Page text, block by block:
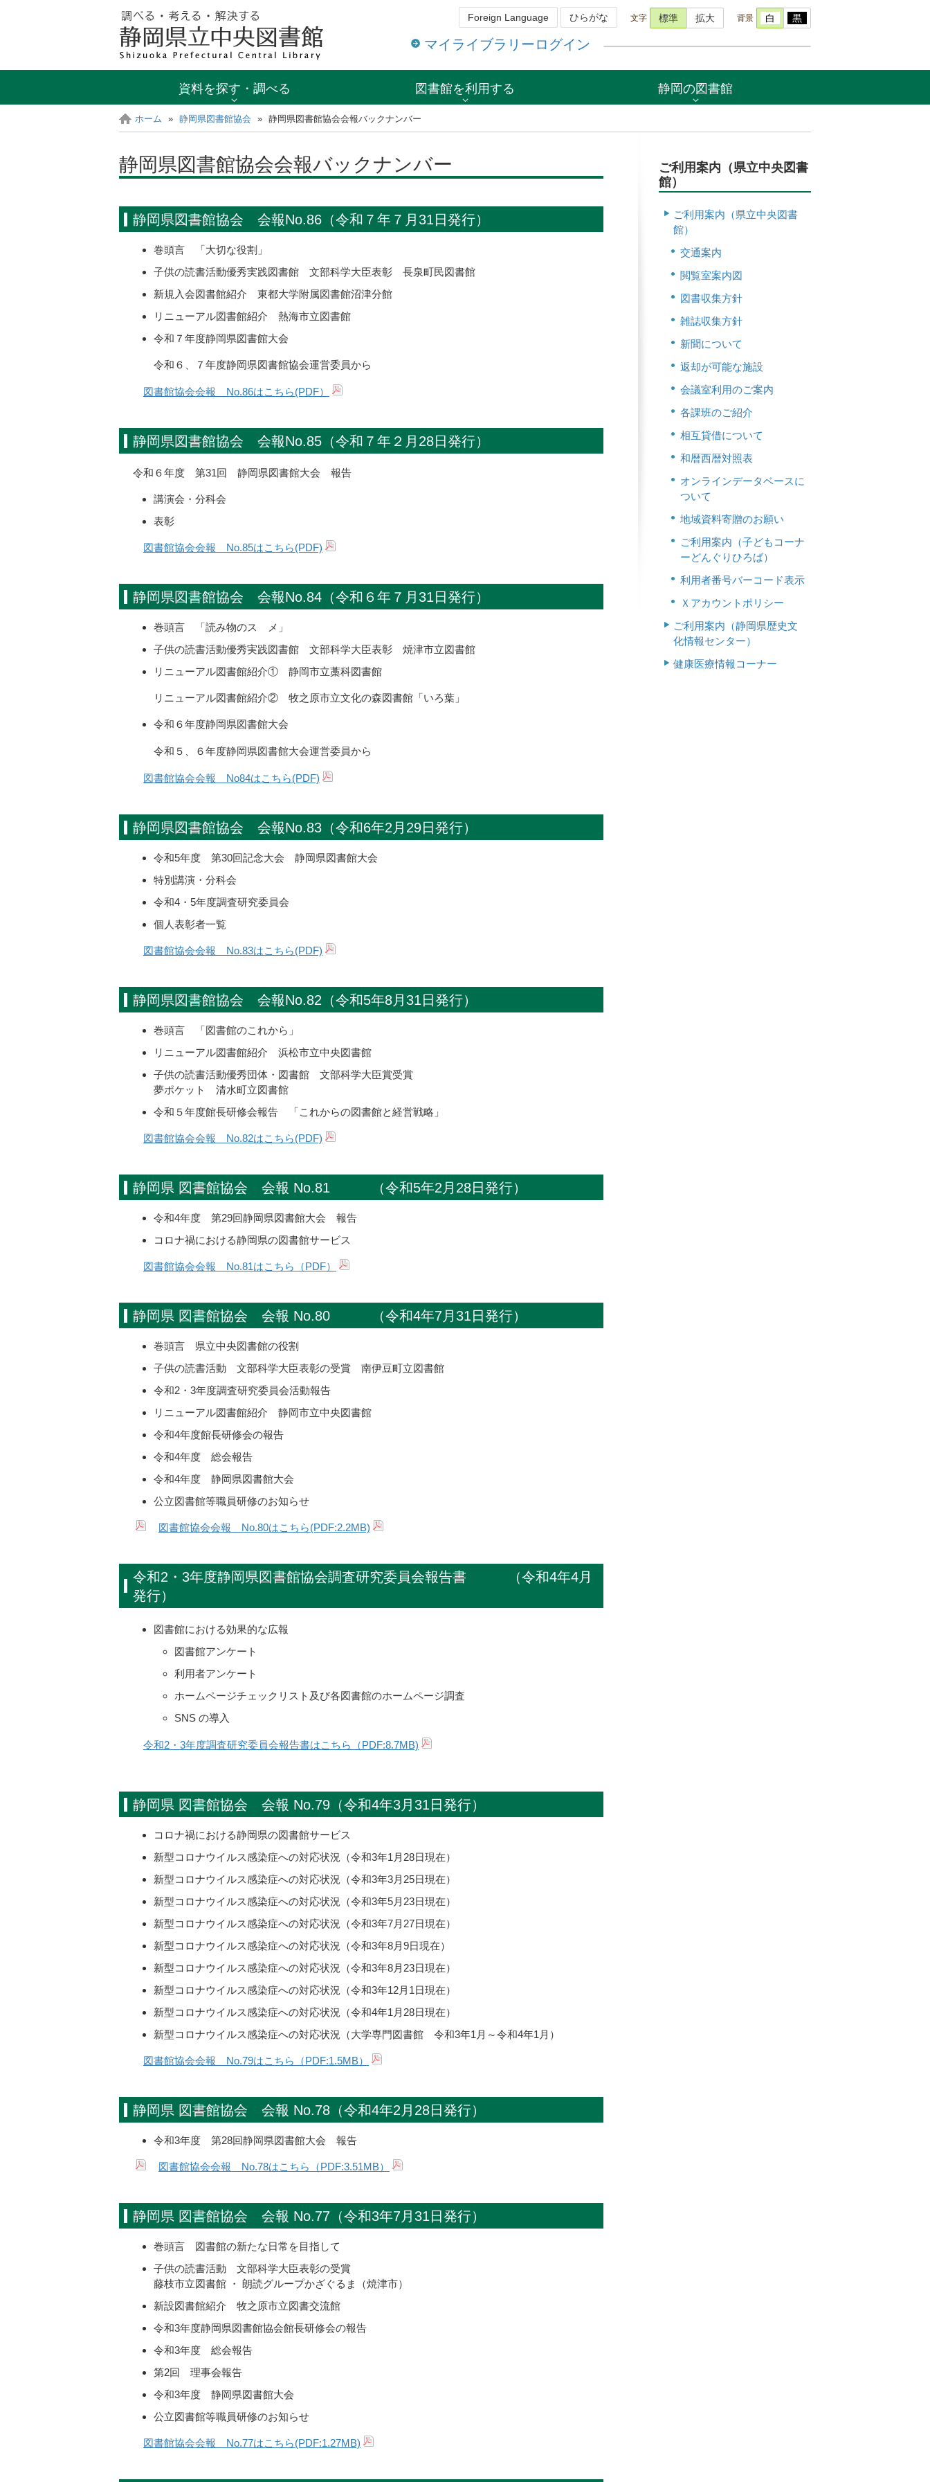
Foreign Language ひらがな 文字 標準 拡大 背景 白 黒
マイライブラリーログイン
資料を探す・調べる 図書館を利用する 静岡の図書館
ホーム » 静岡県図書館協会 » 静岡県図書館協会会報バックナンバー
静岡県図書館協会会報バックナンバー
静岡県図書館協会 会報No.86（令和７年７月31日発行）
巻頭言 「大切な役割」
子供の読書活動優秀実践図書館 文部科学大臣表彰 長泉町民図書館
新規入会図書館紹介 東都大学附属図書館沼津分館
リニューアル図書館紹介 熱海市立図書館
令和７年度静岡県図書館大会
令和６、７年度静岡県図書館協会運営委員から
図書館協会会報 No.86はこちら(PDF）
静岡県図書館協会 会報No.85（令和７年２月28日発行）
令和６年度 第31回 静岡県図書館大会 報告
講演会・分科会
表彰
図書館協会会報 No.85はこちら(PDF)
静岡県図書館協会 会報No.84（令和６年７月31日発行）
巻頭言 「読み物のスゝメ」
子供の読書活動優秀実践図書館 文部科学大臣表彰 焼津市立図書館
リニューアル図書館紹介① 静岡市立藁科図書館
リニューアル図書館紹介② 牧之原市立文化の森図書館「いろ葉」
令和６年度静岡県図書館大会
令和５、６年度静岡県図書館大会運営委員から
図書館協会会報 No84はこちら(PDF)
静岡県図書館協会 会報No.83（令和6年2月29日発行）
令和5年度 第30回記念大会 静岡県図書館大会
特別講演・分科会
令和4・5年度調査研究委員会
個人表彰者一覧
図書館協会会報 No.83はこちら(PDF)
静岡県図書館協会 会報No.82（令和5年8月31日発行）
巻頭言 「図書館のこれから」
リニューアル図書館紹介 浜松市立中央図書館
子供の読書活動優秀団体・図書館 文部科学大臣賞受賞
夢ポケット 清水町立図書館
令和５年度館長研修会報告 「これからの図書館と経営戦略」
図書館協会会報 No.82はこちら(PDF)
静岡県 図書館協会 会報 No.81 （令和5年2月28日発行）
令和4年度 第29回静岡県図書館大会 報告
コロナ禍における静岡県の図書館サービス
図書館協会会報 No.81はこちら（PDF）
静岡県 図書館協会 会報 No.80 （令和4年7月31日発行）
巻頭言 県立中央図書館の役割
子供の読書活動 文部科学大臣表彰の受賞 南伊豆町立図書館
令和2・3年度調査研究委員会活動報告
リニューアル図書館紹介 静岡市立中央図書館
令和4年度館長研修会の報告
令和4年度 総会報告
令和4年度 静岡県図書館大会
公立図書館等職員研修のお知らせ
図書館協会会報 No.80はこちら(PDF:2.2MB)
令和2・3年度静岡県図書館協会調査研究委員会報告書 （令和4年4月
発行）
図書館における効果的な広報
図書館アンケート
利用者アンケート
ホームページチェックリスト及び各図書館のホームページ調査
SNS の導入
令和2・3年度調査研究委員会報告書はこちら（PDF:8.7MB)
静岡県 図書館協会 会報 No.79（令和4年3月31日発行）
コロナ禍における静岡県の図書館サービス
新型コロナウイルス感染症への対応状況（令和3年1月28日現在）
新型コロナウイルス感染症への対応状況（令和3年3月25日現在）
新型コロナウイルス感染症への対応状況（令和3年5月23日現在）
新型コロナウイルス感染症への対応状況（令和3年7月27日現在）
新型コロナウイルス感染症への対応状況（令和3年8月9日現在）
新型コロナウイルス感染症への対応状況（令和3年8月23日現在）
新型コロナウイルス感染症への対応状況（令和3年12月1日現在）
新型コロナウイルス感染症への対応状況（令和4年1月28日現在）
新型コロナウイルス感染症への対応状況（大学専門図書館 令和3年1月～令和4年1月）
図書館協会会報 No.79はこちら（PDF:1.5MB）
静岡県 図書館協会 会報 No.78（令和4年2月28日発行）
令和3年度 第28回静岡県図書館大会 報告
図書館協会会報 No.78はこちら（PDF:3.51MB）
静岡県 図書館協会 会報 No.77（令和3年7月31日発行）
巻頭言 図書館の新たな日常を目指して
子供の読書活動 文部科学大臣表彰の受賞
藤枝市立図書館 ・ 朗読グループかざぐるま（焼津市）
新設図書館紹介 牧之原市立図書交流館
令和3年度静岡県図書館協会館長研修会の報告
令和3年度 総会報告
第2回 理事会報告
令和3年度 静岡県図書館大会
公立図書館等職員研修のお知らせ
図書館協会会報 No.77はこちら(PDF:1.27MB)
ご利用案内（県立中央図書
館）
ご利用案内（県立中央図書
館）
交通案内
閲覧室案内図
図書収集方針
雑誌収集方針
新聞について
返却が可能な施設
会議室利用のご案内
各課班のご紹介
相互貸借について
和暦西暦対照表
オンラインデータベースに
ついて
地域資料寄贈のお願い
ご利用案内（子どもコーナ
ーどんぐりひろば）
利用者番号バーコード表示
Ｘアカウントポリシー
ご利用案内（静岡県歴史文
化情報センター）
健康医療情報コーナー